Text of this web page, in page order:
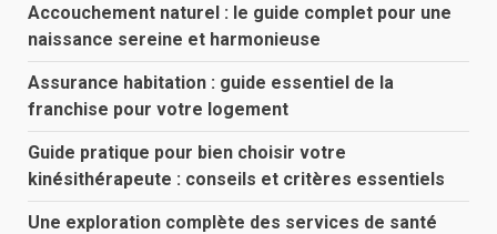
Accouchement naturel : le guide complet pour une
naissance sereine et harmonieuse
Assurance habitation : guide essentiel de la
franchise pour votre logement
Guide pratique pour bien choisir votre
kinésithérapeute : conseils et critères essentiels
Une exploration complète des services de santé